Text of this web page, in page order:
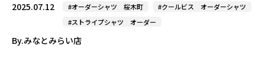
2025.07.12
#オーダーシャツ 桜木町
#クールビス オーダーシャツ
#ストライプシャツ オーダー
By.みなとみらい店